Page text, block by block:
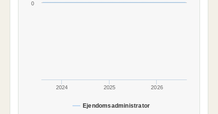
Ejendomsadministrator
2024 2025 2026
0